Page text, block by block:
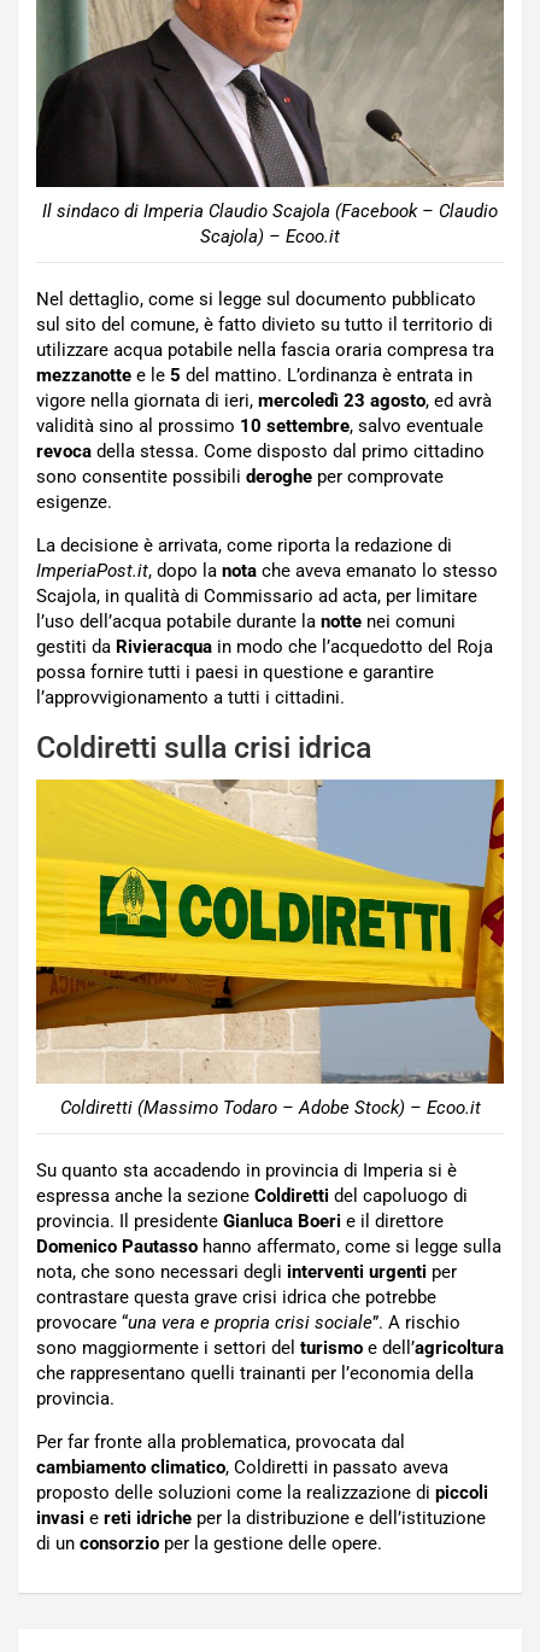
Il sindaco di Imperia Claudio Scajola (Facebook – Claudio
Scajola) – Ecoo.it
Nel dettaglio, come si legge sul documento pubblicato
sul sito del comune, è fatto divieto su tutto il territorio di
utilizzare acqua potabile nella fascia oraria compresa tra
mezzanotte e le 5 del mattino. L’ordinanza è entrata in
vigore nella giornata di ieri, mercoledì 23 agosto, ed avrà
validità sino al prossimo 10 settembre, salvo eventuale
revoca della stessa. Come disposto dal primo cittadino
sono consentite possibili deroghe per comprovate
esigenze.
La decisione è arrivata, come riporta la redazione di
ImperiaPost.it, dopo la nota che aveva emanato lo stesso
Scajola, in qualità di Commissario ad acta, per limitare
l’uso dell’acqua potabile durante la notte nei comuni
gestiti da Rivieracqua in modo che l’acquedotto del Roja
possa fornire tutti i paesi in questione e garantire
l’approvvigionamento a tutti i cittadini.
Coldiretti sulla crisi idrica
Coldiretti (Massimo Todaro – Adobe Stock) – Ecoo.it
Su quanto sta accadendo in provincia di Imperia si è
espressa anche la sezione Coldiretti del capoluogo di
provincia. Il presidente Gianluca Boeri e il direttore
Domenico Pautasso hanno affermato, come si legge sulla
nota, che sono necessari degli interventi urgenti per
contrastare questa grave crisi idrica che potrebbe
provocare “una vera e propria crisi sociale”. A rischio
sono maggiormente i settori del turismo e dell’agricoltura
che rappresentano quelli trainanti per l’economia della
provincia.
Per far fronte alla problematica, provocata dal
cambiamento climatico, Coldiretti in passato aveva
proposto delle soluzioni come la realizzazione di piccoli
invasi e reti idriche per la distribuzione e dell’istituzione
di un consorzio per la gestione delle opere.